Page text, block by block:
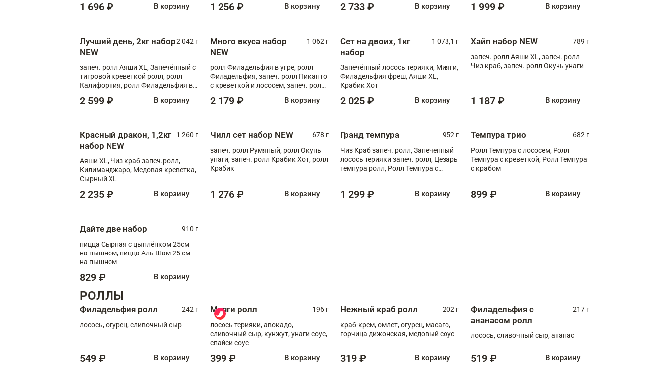
1 696 ₽ В корзину 1 256 ₽ В корзину
Флорида
2 733 ₽ В корзину 1 999 ₽ В корзину
Лучший день, 2кг набор
NEW
2 042 г
запеч. ролл Аяши XL, Запечённый с
тигровой креветкой ролл, ролл
Калифорния, ролл Филадельфия в
запеч. ролл Моцарелломания, ролл
2 599 ₽ В корзину
Много вкуса набор
NEW
1 062 г
ролл Филадельфия в угре, ролл
Филадельфия, запеч. ролл Пиканто
с креветкой и лососем, запеч. ролл
2 179 ₽ В корзину
Сет на двоих, 1кг
набор
1 078,1 г
Запечённый лосось терияки, Мияги,
Филадельфия фреш, Аяши XL,
Крабик Хот
2 025 ₽ В корзину
Хайп набор NEW
789 г
запеч. ролл Аяши XL, запеч. ролл
Чиз краб, запеч. ролл Окунь унаги
1 187 ₽ В корзину
Красный дракон, 1,2кг
набор NEW
1 260 г
Аяши XL, Чиз краб запеч.ролл,
Килиманджаро, Медовая креветка,
Сырный XL
2 235 ₽ В корзину
Чилл сет набор NEW
678 г
запеч. ролл Румяный, ролл Окунь
унаги, запеч. ролл Крабик Хот, ролл
Крабик
1 276 ₽ В корзину
Гранд темпура
952 г
Чиз Краб запеч. ролл, Запеченный
лосось терияки запеч. ролл, Цезарь
темпура ролл, Ролл Темпура с
1 299 ₽ В корзину
Темпура трио
682 г
Ролл Темпура с лососем, Ролл
Темпура с креветкой, Ролл Темпура
с крабом
899 ₽ В корзину
Дайте две набор
910 г
пицца Сырная с цыплёнком 25см
на пышном, пицца Аль Шам 25 см
на пышном
829 ₽ В корзину
РОЛЛЫ
Филадельфия ролл
242 г
лосось, огурец, сливочный сыр
549 ₽ В корзину
Мияги ролл
196 г
лосось терияки, авокадо,
сливочный сыр, кунжут, унаги соус,
спайси соус
399 ₽ В корзину
Нежный краб ролл
202 г
краб-крем, омлет, огурец, масаго,
горчица дижонская, медовый соус
319 ₽ В корзину
Филадельфия с
ананасом ролл
217 г
лосось, сливочный сыр, ананас
519 ₽ В корзину